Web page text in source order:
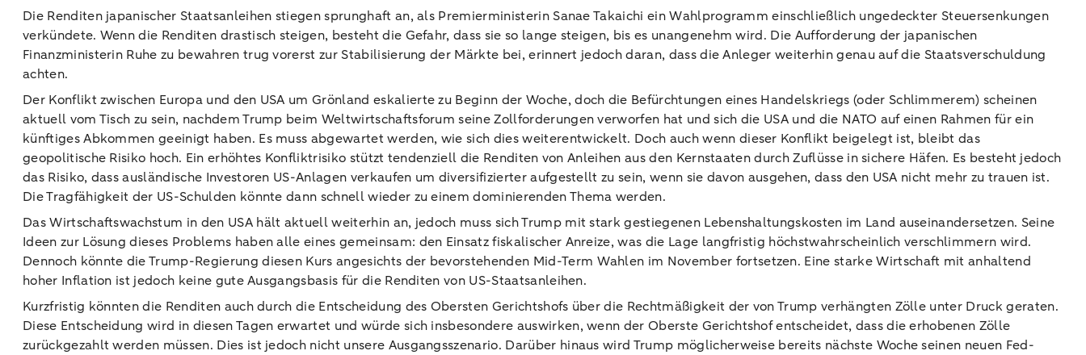
Die Renditen japanischer Staatsanleihen stiegen sprunghaft an, als Premierministerin Sanae Takaichi ein Wahlprogramm einschließlich ungedeckter Steuersenkungen
verkündete. Wenn die Renditen drastisch steigen, besteht die Gefahr, dass sie so lange steigen, bis es unangenehm wird. Die Aufforderung der japanischen
Finanzministerin Ruhe zu bewahren trug vorerst zur Stabilisierung der Märkte bei, erinnert jedoch daran, dass die Anleger weiterhin genau auf die Staatsverschuldung
achten.
Der Konflikt zwischen Europa und den USA um Grönland eskalierte zu Beginn der Woche, doch die Befürchtungen eines Handelskriegs (oder Schlimmerem) scheinen
aktuell vom Tisch zu sein, nachdem Trump beim Weltwirtschaftsforum seine Zollforderungen verworfen hat und sich die USA und die NATO auf einen Rahmen für ein
künftiges Abkommen geeinigt haben. Es muss abgewartet werden, wie sich dies weiterentwickelt. Doch auch wenn dieser Konflikt beigelegt ist, bleibt das
geopolitische Risiko hoch. Ein erhöhtes Konfliktrisiko stützt tendenziell die Renditen von Anleihen aus den Kernstaaten durch Zuflüsse in sichere Häfen. Es besteht jedoch
das Risiko, dass ausländische Investoren US-Anlagen verkaufen um diversifizierter aufgestellt zu sein, wenn sie davon ausgehen, dass den USA nicht mehr zu trauen ist.
Die Tragfähigkeit der US-Schulden könnte dann schnell wieder zu einem dominierenden Thema werden.
Das Wirtschaftswachstum in den USA hält aktuell weiterhin an, jedoch muss sich Trump mit stark gestiegenen Lebenshaltungskosten im Land auseinandersetzen. Seine
Ideen zur Lösung dieses Problems haben alle eines gemeinsam: den Einsatz fiskalischer Anreize, was die Lage langfristig höchstwahrscheinlich verschlimmern wird.
Dennoch könnte die Trump-Regierung diesen Kurs angesichts der bevorstehenden Mid-Term Wahlen im November fortsetzen. Eine starke Wirtschaft mit anhaltend
hoher Inflation ist jedoch keine gute Ausgangsbasis für die Renditen von US-Staatsanleihen.
Kurzfristig könnten die Renditen auch durch die Entscheidung des Obersten Gerichtshofs über die Rechtmäßigkeit der von Trump verhängten Zölle unter Druck geraten.
Diese Entscheidung wird in diesen Tagen erwartet und würde sich insbesondere auswirken, wenn der Oberste Gerichtshof entscheidet, dass die erhobenen Zölle
zurückgezahlt werden müssen. Dies ist jedoch nicht unsere Ausgangsszenario. Darüber hinaus wird Trump möglicherweise bereits nächste Woche seinen neuen Fed-